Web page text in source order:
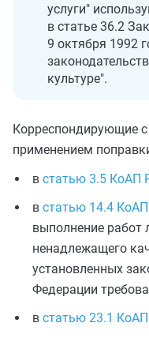
услуги"
в статье 36.2
9 октября 1992
культуре".
Корреспондирующие с
применением
в статью 3.5 КоАП
в статью 14.4
выполнение работ
ненадлежащего
установленных
Федерации
в статью 23.1